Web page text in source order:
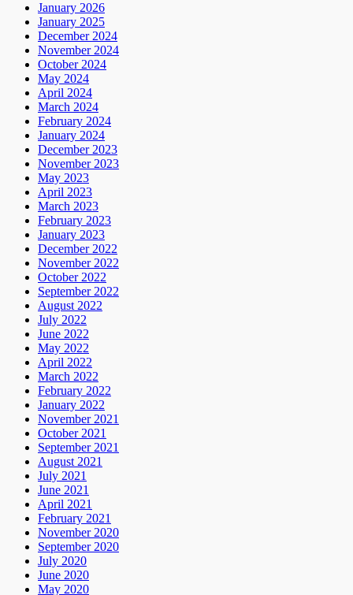
January 2026
January 2025
December 2024
November 2024
October 2024
May 2024
April 2024
March 2024
February 2024
January 2024
December 2023
November 2023
May 2023
April 2023
March 2023
February 2023
January 2023
December 2022
November 2022
October 2022
September 2022
August 2022
July 2022
June 2022
May 2022
April 2022
March 2022
February 2022
January 2022
November 2021
October 2021
September 2021
August 2021
July 2021
June 2021
April 2021
February 2021
November 2020
September 2020
July 2020
June 2020
May 2020